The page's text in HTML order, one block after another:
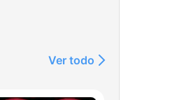
Ver todo